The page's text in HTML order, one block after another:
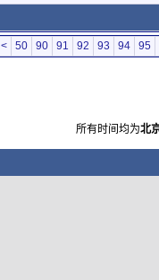
< 50 90 91 92 93 94 95
所有时间均为北